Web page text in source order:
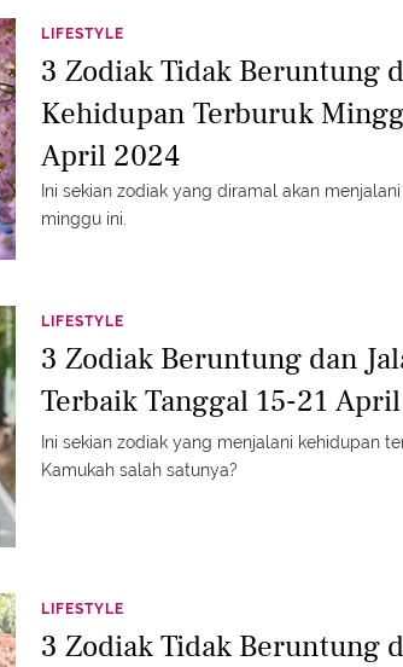
LIFESTYLE
3 Zodiak Tidak Beruntung
Kehidupan Terburuk
April 2024
Ini sekian zodiak yang diramal akan
minggu ini.
LIFESTYLE
3 Zodiak Beruntung dan
Terbaik Tanggal 15-21
Ini sekian zodiak yang menjalani kehidupan
Kamukah salah satunya?
LIFESTYLE
3 Zodiak Tidak Beruntung